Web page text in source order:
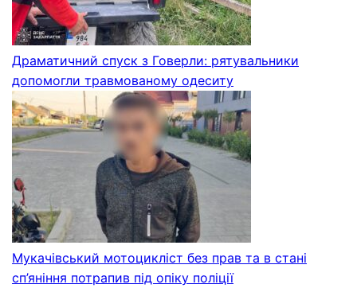
Драматичний спуск з Говерли: рятувальники
допомогли травмованому одеситу
Мукачівський мотоцикліст без прав та в стані
сп’яніння потрапив під опіку поліції